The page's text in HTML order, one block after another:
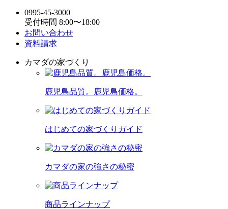
0995-45-3000
受付時間 8:00〜18:00
お問い合わせ
資料請求
カマダの家づくり
鹿児島品質。鹿児島価格。
はじめての家づくりガイド
カマダの家の強さの秘密
商品ラインナップ